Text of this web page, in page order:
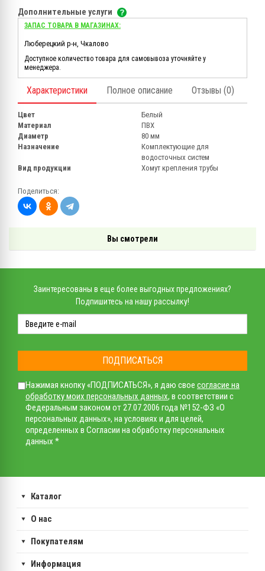
Дополнительные услуги
ЗАПАС ТОВАРА В МАГАЗИНАХ:
Люберецкий р-н, Чкалово
Доступное количество товара для самовывоза уточняйте у
менеджера.
Характеристики Полное описание Отзывы (0)
Цвет
Белый
Материал
ПВХ
Диаметр
80 мм
Назначение
Комплектующие для
водосточных систем
Вид продукции
Хомут крепления трубы
Поделиться:
Вы смотрели
Заинтересованы в еще более выгодных предложениях?
Подпишитесь на нашу рассылку!
ПОДПИСАТЬСЯ
Нажимая кнопку «ПОДПИСАТЬСЯ», я даю свое согласие на
обработку моих персональных данных, в соответствии с
Федеральным законом от 27.07.2006 года №152-ФЗ «О
персональных данных», на условиях и для целей,
определенных в Согласии на обработку персональных
данных *
Каталог
О нас
Покупателям
Информация